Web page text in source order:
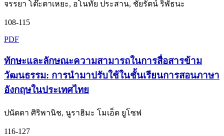
จรรยา โต๊ะตาเหยะ, อโนทัย ประสาน, ชัยรัตน์ ริพัธนะ
108-115
PDF
ทักษะและลักษณะความสามารถในการสื่อสารข้าม
วัฒนธรรม: การนำมาปรับใช้ในชั้นเรียนการสอนภาษา
อังกฤษในประเทศไทย
ปนัดดา ศิริพานิช, นูราฮิมะ โมเอ็ด ยูโซฟ
116-127